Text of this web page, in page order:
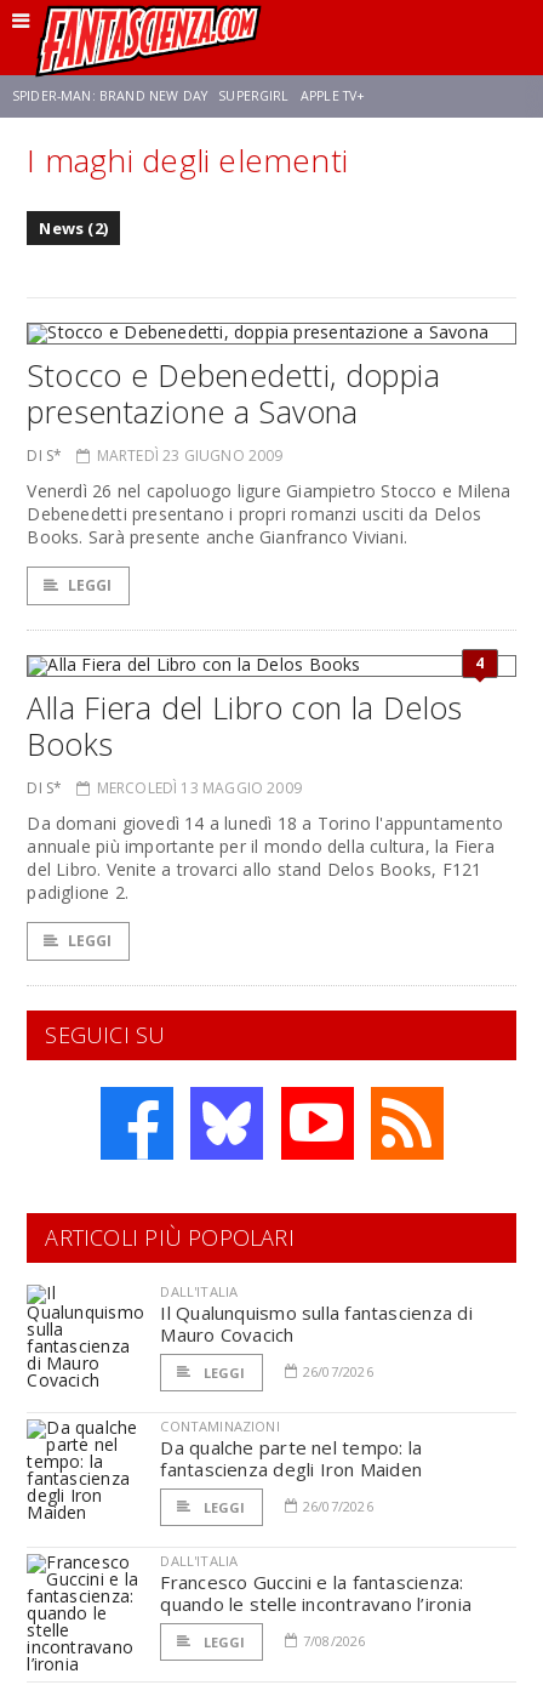
SPIDER-MAN: BRAND NEW DAY SUPERGIRL APPLE TV+
FRANCO RICCIARDIELLO ZENDAYA STAR TREK AVENGERS: DOOMSDAY
I maghi degli elementi
News (2)
Stocco e Debenedetti, doppia
presentazione a Savona
DI S* MARTEDÌ 23 GIUGNO 2009
Venerdì 26 nel capoluogo ligure Giampietro Stocco e Milena
Debenedetti presentano i propri romanzi usciti da Delos
Books. Sarà presente anche Gianfranco Viviani.
LEGGI
4
Alla Fiera del Libro con la Delos
Books
DI S* MERCOLEDÌ 13 MAGGIO 2009
Da domani giovedì 14 a lunedì 18 a Torino l'appuntamento
annuale più importante per il mondo della cultura, la Fiera
del Libro. Venite a trovarci allo stand Delos Books, F121
padiglione 2.
LEGGI
SEGUICI SU
ARTICOLI PIÙ POPOLARI
DALL'ITALIA
Il Qualunquismo sulla fantascienza di
Mauro Covacich
LEGGI 26/07/2026
CONTAMINAZIONI
Da qualche parte nel tempo: la
fantascienza degli Iron Maiden
LEGGI 26/07/2026
DALL'ITALIA
Francesco Guccini e la fantascienza:
quando le stelle incontravano l’ironia
LEGGI 7/08/2026